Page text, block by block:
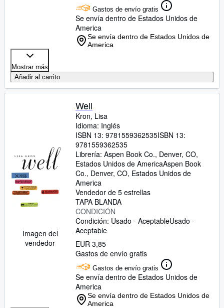
Gastos de envío gratis
Se envía dentro de Estados Unidos de
America
Se envía dentro de Estados Unidos de
America
Mostrar más
Añadir al carrito
Imagen del
vendedor
Well
Kron, Lisa
Idioma: Inglés
ISBN 13: 9781559362535ISBN 13:
9781559362535
Librería: Aspen Book Co., Denver, CO,
Estados Unidos de AmericaAspen Book
Co., Denver, CO, Estados Unidos de
America
Vendedor de 5 estrellas
TAPA BLANDA
CONDICIÓN
Condición: Usado - AceptableUsado -
Aceptable
EUR 3,85
Gastos de envío gratis
Gastos de envío gratis
Se envía dentro de Estados Unidos de
America
Se envía dentro de Estados Unidos de
America